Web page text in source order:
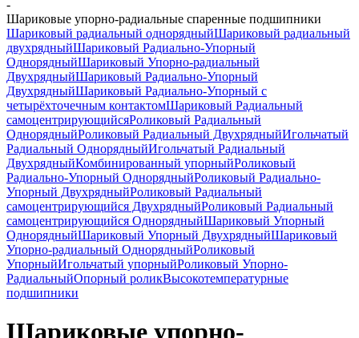
-
Шариковые упорно-радиальные спаренные подшипники
Шариковый радиальный однорядныйШариковый радиальный
двухрядныйШариковый Радиально-Упорный
ОднорядныйШариковый Упорно-радиальный
ДвухрядныйШариковый Радиально-Упорный
ДвухрядныйШариковый Радиально-Упорный с
четырёхточечным контактомШариковый Радиальный
самоцентрирующийсяРоликовый Радиальный
ОднорядныйРоликовый Радиальный ДвухрядныйИгольчатый
Радиальный ОднорядныйИгольчатый Радиальный
ДвухрядныйКомбинированный упорныйРоликовый
Радиально-Упорный ОднорядныйРоликовый Радиально-
Упорный ДвухрядныйРоликовый Радиальный
самоцентрирующийся ДвухрядныйРоликовый Радиальный
самоцентрирующийся ОднорядныйШариковый Упорный
ОднорядныйШариковый Упорный ДвухрядныйШариковый
Упорно-радиальный ОднорядныйРоликовый
УпорныйИгольчатый упорныйРоликовый Упорно-
РадиальныйОпорный роликВысокотемпературные
подшипники
Шариковые упорно-